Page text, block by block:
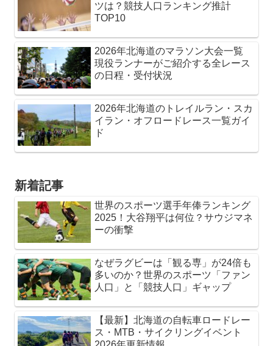
ツは？競技人口ランキング推計
TOP10
2026年北海道のマラソン大会一覧
現役ランナーがご紹介する全レース
の日程・受付状況
2026年北海道のトレイルラン・スカ
イラン・オフロードレース一覧ガイ
ド
新着記事
世界のスポーツ選手年俸ランキング
2025！大谷翔平は何位？サウジマネ
ーの衝撃
なぜラグビーは「観る専」が24倍も
多いのか？世界のスポーツ「ファン
人口」と「競技人口」ギャップ
【最新】北海道の自転車ロードレー
ス・MTB・サイクリングイベント